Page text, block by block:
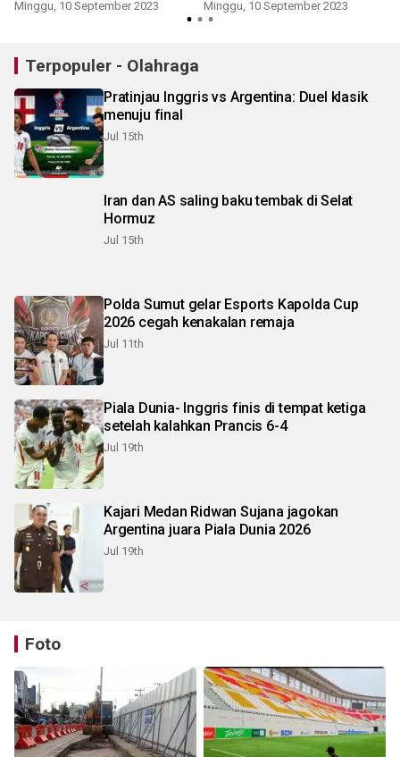
Minggu, 10 September 2023 Minggu, 10 September 2023
Terpopuler - Olahraga
Pratinjau Inggris vs Argentina: Duel klasik
menuju final
Jul 15th
Iran dan AS saling baku tembak di Selat
Hormuz
Jul 15th
Polda Sumut gelar Esports Kapolda Cup
2026 cegah kenakalan remaja
Jul 11th
Piala Dunia- Inggris finis di tempat ketiga
setelah kalahkan Prancis 6-4
Jul 19th
Kajari Medan Ridwan Sujana jagokan
Argentina juara Piala Dunia 2026
Jul 19th
Foto